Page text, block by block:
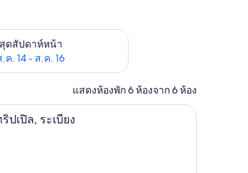
9
สุดสัปดาห์หน้า
.ค. 14 - ส.ค. 16
ห้องพักว่างในสุดสัปดาห์หน้า ส.ค. 14 - ส.ค. 16
แสดงห้องพัก 6 ห้องจาก 6 ห้อง
ห้องสแตนดาร์ดทริปเปิล, ระเบียง | บริเวณนั่ง
เปิล, ระเบียง